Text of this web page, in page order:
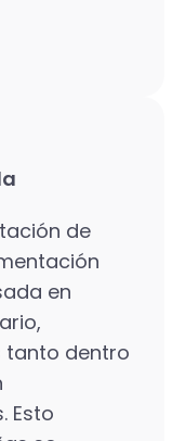
de
en
tanto dentro
Esto